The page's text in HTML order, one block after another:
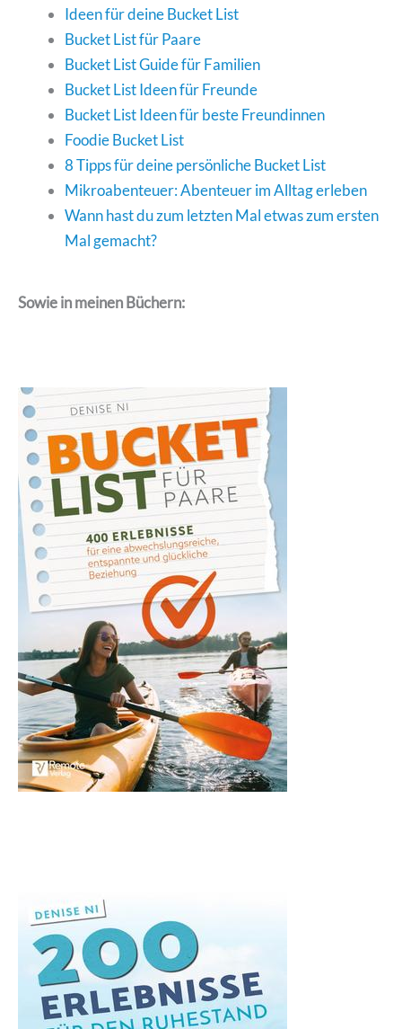
Ideen für deine Bucket List
Bucket List für Paare
Bucket List Guide für Familien
Bucket List Ideen für Freunde
Bucket List Ideen für beste Freundinnen
Foodie Bucket List
8 Tipps für deine persönliche Bucket List
Mikroabenteuer: Abenteuer im Alltag erleben
Wann hast du zum letzten Mal etwas zum ersten
Mal gemacht?
Sowie in meinen Büchern: